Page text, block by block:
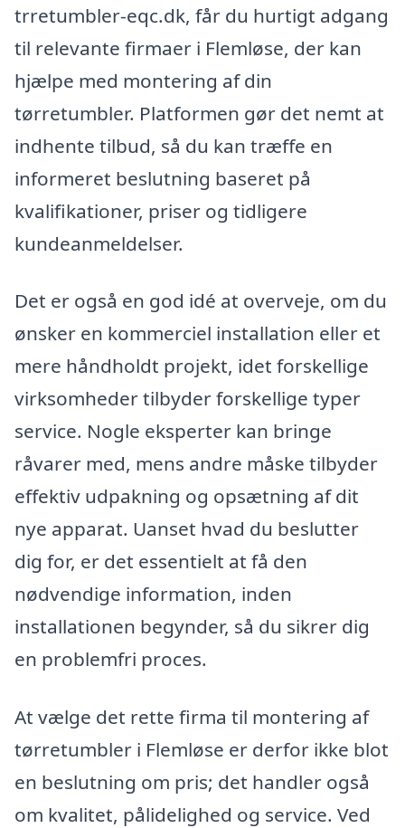
trretumbler-eqc.dk, får du hurtigt adgang
til relevante firmaer i Flemløse, der kan
hjælpe med montering af din
tørretumbler. Platformen gør det nemt at
indhente tilbud, så du kan træffe en
informeret beslutning baseret på
kvalifikationer, priser og tidligere
kundeanmeldelser.
Det er også en god idé at overveje, om du
ønsker en kommerciel installation eller et
mere håndholdt projekt, idet forskellige
virksomheder tilbyder forskellige typer
service. Nogle eksperter kan bringe
råvarer med, mens andre måske tilbyder
effektiv udpakning og opsætning af dit
nye apparat. Uanset hvad du beslutter
dig for, er det essentielt at få den
nødvendige information, inden
installationen begynder, så du sikrer dig
en problemfri proces.
At vælge det rette firma til montering af
tørretumbler i Flemløse er derfor ikke blot
en beslutning om pris; det handler også
om kvalitet, pålidelighed og service. Ved